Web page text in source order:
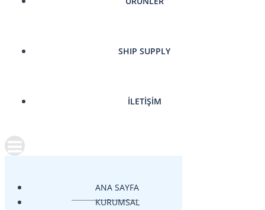
SHIP SUPPLY
İLETIŞIM
ANA SAYFA
KURUMSAL